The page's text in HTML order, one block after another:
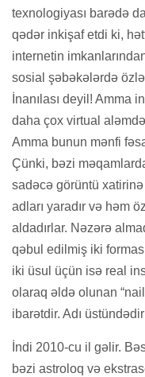
texnologiyası barədə
qədər inkişaf etdi ki,
internetin
sosial şəbəkələrdə
İnanılası deyil! Amma
daha çox virtual aləmdə
Amma bunun mənfi
Çünki, bəzi
sadəcə görüntü
adları yaradır və həm
aldadırlar. Nəzərə
qəbul edilmiş iki
iki üsul üçün isə real
olaraq əldə olunan
ibarətdir. Adı üstündədir
İndi 2010-cu il gəlir.
bəzi astroloq və